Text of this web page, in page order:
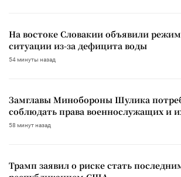
На востоке Словакии объявили
ситуации из-за дефицита воды
54 минуты назад
Замглавы Минобороны Шулика
соблюдать права военнослужащих и
58 минут назад
Трамп заявил о риске стать